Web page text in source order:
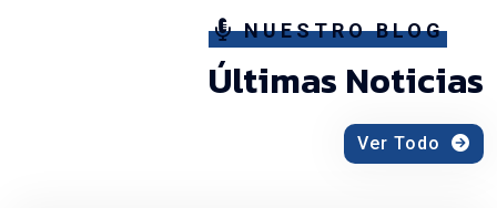
NUESTRO BLOG
Últimas Noticias
Ver Todo